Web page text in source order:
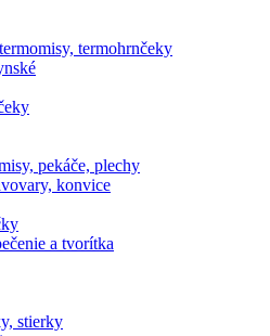
termohrnčeky
pekáče, plechy
konvice
a tvorítka
stierky